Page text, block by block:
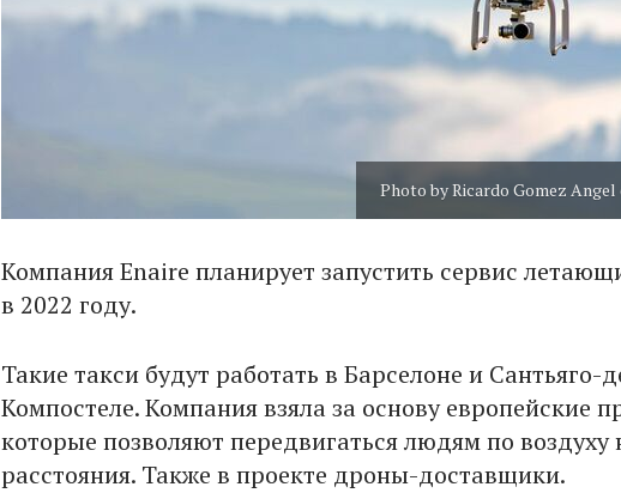
Photo by Ricardo Gomez
Компания Enaire планирует запустить сервис
в 2022 году.
Такие такси будут работать в Барселоне и Сантьяго-
Компостеле. Компания взяла за основу европейские
которые позволяют передвигаться людям по воздуху
расстояния. Также в проекте дроны-доставщики.